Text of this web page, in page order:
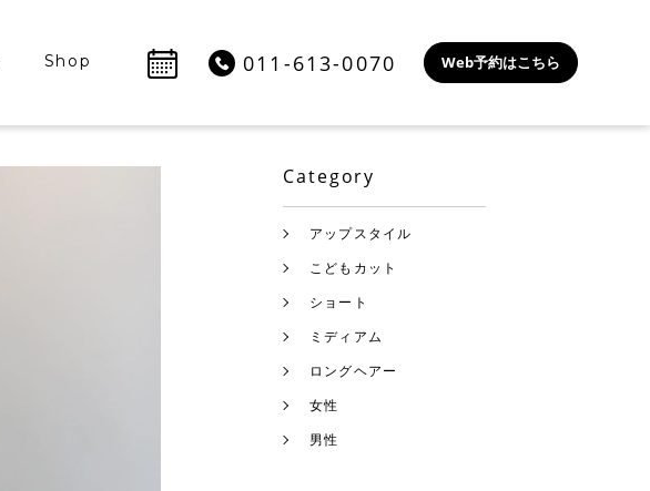
011-613-0070 Web予約はこちら
Shop
Category
アップスタイル
こどもカット
ショート
ミディアム
ロングヘアー
女性
男性